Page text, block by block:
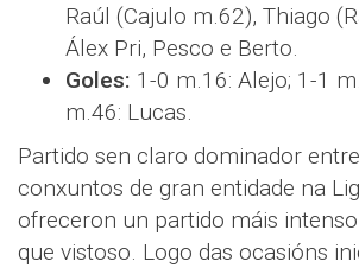
Raúl (Cajulo m.62), Thiago
Álex Pri, Pesco e Berto.
Goles: 1-0 m.16: Alejo; 1-1
m.46: Lucas.
Partido sen claro dominador
conxuntos de gran entidade na
ofreceron un partido máis
que vistoso. Logo das ocasións